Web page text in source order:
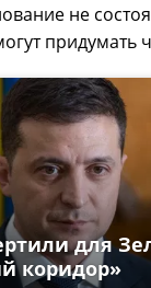
не
придумать
для
коридор»